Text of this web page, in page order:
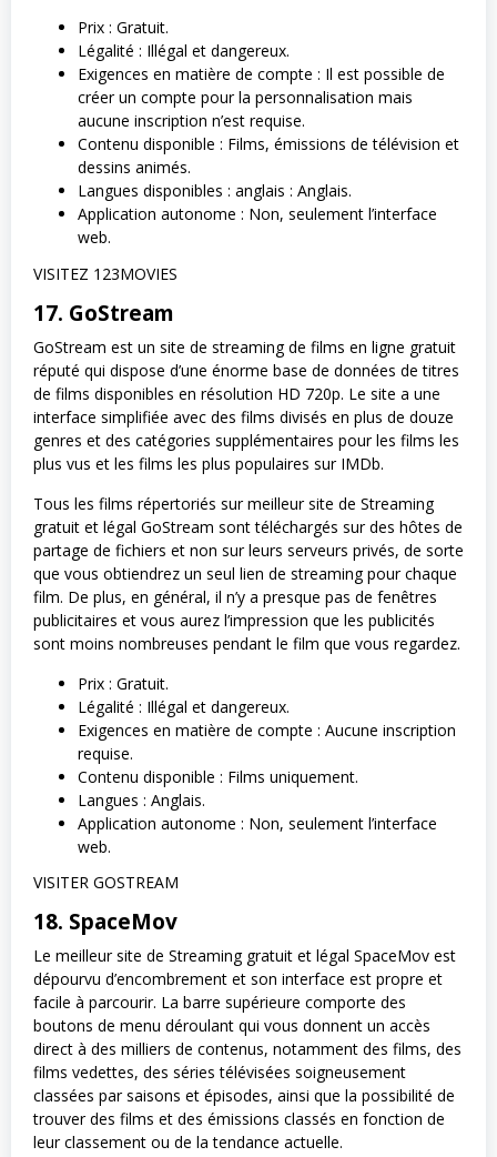
Prix : Gratuit.
Légalité : Illégal et dangereux.
Exigences en matière de compte : Il est possible de
créer un compte pour la personnalisation mais
aucune inscription n’est requise.
Contenu disponible : Films, émissions de télévision et
dessins animés.
Langues disponibles : anglais : Anglais.
Application autonome : Non, seulement l’interface
web.
VISITEZ 123MOVIES
17. GoStream
GoStream est un site de streaming de films en ligne gratuit
réputé qui dispose d’une énorme base de données de titres
de films disponibles en résolution HD 720p. Le site a une
interface simplifiée avec des films divisés en plus de douze
genres et des catégories supplémentaires pour les films les
plus vus et les films les plus populaires sur IMDb.
Tous les films répertoriés sur meilleur site de Streaming
gratuit et légal GoStream sont téléchargés sur des hôtes de
partage de fichiers et non sur leurs serveurs privés, de sorte
que vous obtiendrez un seul lien de streaming pour chaque
film. De plus, en général, il n’y a presque pas de fenêtres
publicitaires et vous aurez l’impression que les publicités
sont moins nombreuses pendant le film que vous regardez.
Prix : Gratuit.
Légalité : Illégal et dangereux.
Exigences en matière de compte : Aucune inscription
requise.
Contenu disponible : Films uniquement.
Langues : Anglais.
Application autonome : Non, seulement l’interface
web.
VISITER GOSTREAM
18. SpaceMov
Le meilleur site de Streaming gratuit et légal SpaceMov est
dépourvu d’encombrement et son interface est propre et
facile à parcourir. La barre supérieure comporte des
boutons de menu déroulant qui vous donnent un accès
direct à des milliers de contenus, notamment des films, des
films vedettes, des séries télévisées soigneusement
classées par saisons et épisodes, ainsi que la possibilité de
trouver des films et des émissions classés en fonction de
leur classement ou de la tendance actuelle.